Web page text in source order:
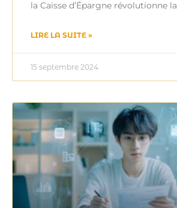
la Caisse d’Épargne révolutionne la
LIRE LA SUITE »
15 septembre 2024